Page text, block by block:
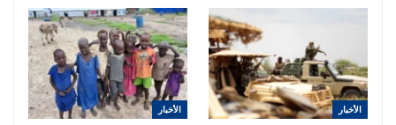
الأخبار الأخبار